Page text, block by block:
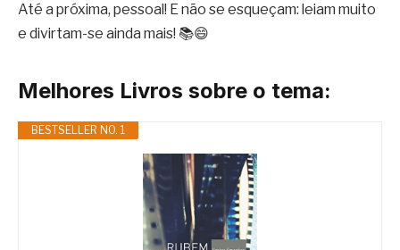
Até a próxima, pessoal! E não se esqueçam: leiam muito
e divirtam-se ainda mais! 📚😄
Melhores Livros sobre o tema:
BESTSELLER NO. 1